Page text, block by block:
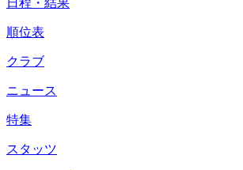
順位表
クラブ
ニュース
特集
スタッツ